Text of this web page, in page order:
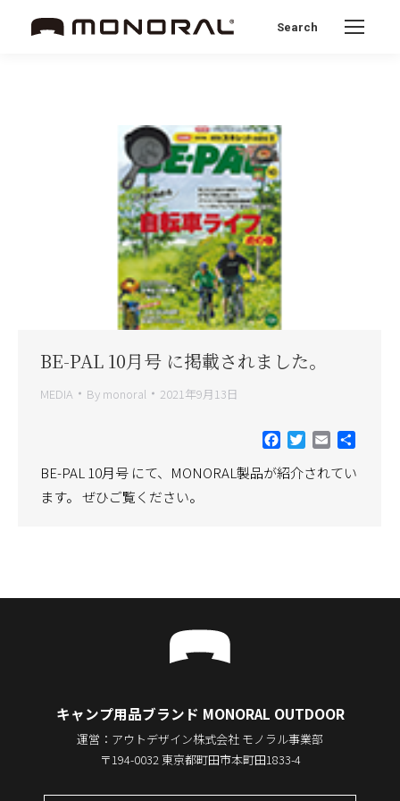
Search:
Search
BE-PAL 10月号 に掲載されました。
MEDIA By monoral 2021年9月13日
Facebook
Twitter
Email
BE-PAL 10月号 にて、MONORAL製品が紹介されてい
ます。 ぜひご覧ください。
キャンプ用品ブランド MONORAL OUTDOOR
運営：アウトデザイン株式会社 モノラル事業部
〒194-0032 東京都町田市本町田1833-4